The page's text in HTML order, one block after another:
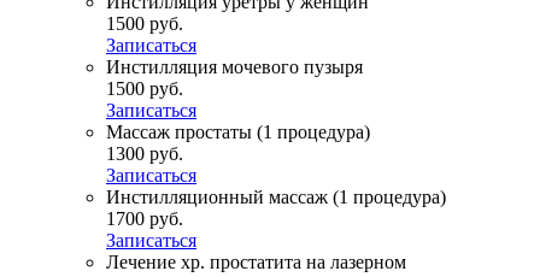
1500 руб.
Записаться
Инстилляция мочевого пузыря
1500 руб.
Записаться
Массаж простаты (1 процедура)
1300 руб.
Записаться
Инстилляционный массаж (1 процедура)
1700 руб.
Записаться
Лечение хр. простатита на лазерном